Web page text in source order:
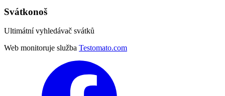
Svátkonoš
Ultimátní vyhledávač svátků
Web monitoruje služba Testomato.com